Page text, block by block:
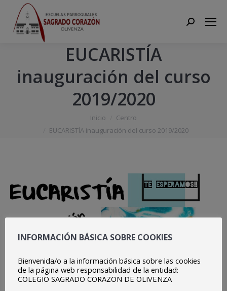
Search:
EUCARISTÍA
inauguración del curso
2019/2020
Inicio
Centro
EUCARISTÍA inauguración del curso 2019/2020
INFORMACIÓN BÁSICA SOBRE COOKIES
Bienvenida/o a la información básica sobre las cookies
de la página web responsabilidad de la entidad:
COLEGIO SAGRADO CORAZON DE OLIVENZA